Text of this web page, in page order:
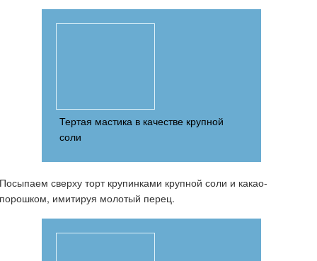
Тертая мастика в качестве крупной
соли
Посыпаем сверху торт крупинками крупной соли и какао-
порошком, имитируя молотый перец.